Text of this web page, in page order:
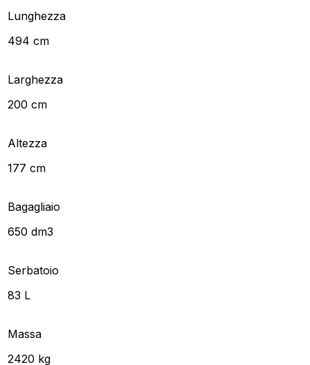
Lunghezza
494 cm
Larghezza
200 cm
Altezza
177 cm
Bagagliaio
650 dm3
Serbatoio
83 L
Massa
2420 kg